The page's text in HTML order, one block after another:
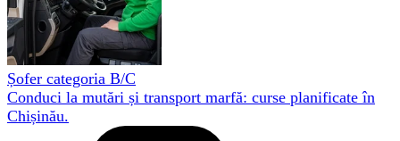
Șofer categoria B/C
Conduci la mutări și transport marfă: curse planificate în
Chișinău.